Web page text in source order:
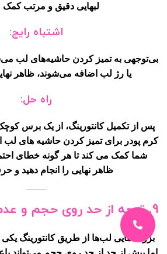
لبهایی دقیق و مرتب کمک
اشتباه رایج:
بی‌توجهی به تمیز کردن حاشیه‌های لب
یا رژ لب اضافه می‌شوند، ظاهر
راه حل:
پس از تکمیل کانتورینگ، از یک برس
کرم پودر برای تمیز کردن حاشیه های لب
شما کمک می کند تا هر گونه خطای
ظاهر نهایی را انجام دهید و
9. توجه از حد روی حجم و عدم توجه به تقارن
بزرگ‌نمایی لب‌ها از طریق کانتورینگ